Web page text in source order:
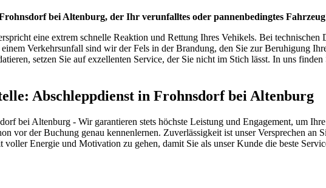
bei Altenburg, der Ihr verunfalltes oder pannenbedingtes
eine extrem schnelle Reaktion und Rettung Ihres Vehikels. Bei
Verkehrsunfall sind wir der Fels in der Brandung, den Sie zur Beruhigung
setzen Sie auf exzellenten Service, der Sie nicht im Stich lässt. In uns
Abschleppdienst in Frohnsdorf bei Altenburg
bei Altenburg - Wir garantieren stets höchste Leistung und Engagement, um
vor der Buchung genau kennenlernen. Zuverlässigkeit ist unser Versprechen
Energie und Motivation zu gehen, damit Sie als unser Kunde die beste